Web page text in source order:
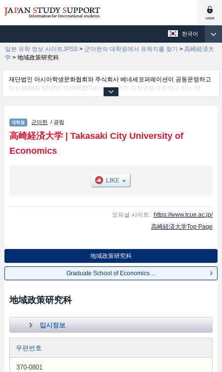
한국어
일본 유학 정보 사이트JPSS > 군마현의 대학원에서 유학지를 찾기 > 高崎経済大
学 > 地域政策研究科
재단법인 아시아학생문화협회와 주식회사 베네세코퍼레이션이 공동운영하고
있는JAPAN STUDY SUPPORT에서는 외국인 유학생을 모집하고 있는 약
1,300여 개의 대학・대학원・단기대학・전문학교의 정보를 게재하고 있습니
및Graduate School of Economics and Business Administration 등의 연구과
별 정보, 모집정원과 합격자수 등의 입시정보, 시설안내, 교통정보 등 외국인 유
학생에게 유익하고 필요한 정보를 게재하고 있으므로 많이 이용해 주시기 바랍
니다.
군마현 / 공립
高崎経済大学| Takasaki City University of
Economics
오피셜 사이트: https://www.tcue.ac.jp/
高崎経済大学Top Page
地域政策研究科
Graduate School of Economics ...
地域政策研究科
입시정보
우편번호
370-0801